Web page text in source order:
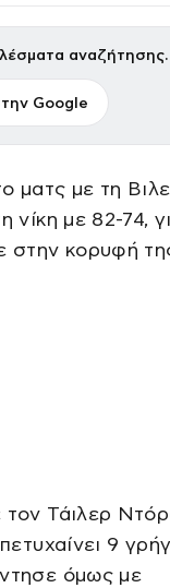
αναζήτησης.
Google
ματς με τη
νίκη με 82-74,
στην κορυφή
Τάιλερ
9
όμως με